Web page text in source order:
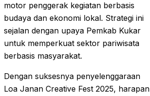
motor penggerak kegiatan berbasis
budaya dan ekonomi lokal. Strategi ini
sejalan dengan upaya Pemkab Kukar
untuk memperkuat sektor pariwisata
berbasis masyarakat.
Dengan suksesnya penyelenggaraan
Loa Janan Creative Fest 2025, harapan